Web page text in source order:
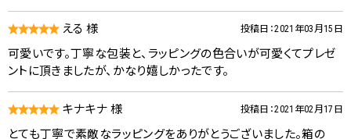
える 様 投稿日：2021年03月15日
可愛いです。丁寧な包装と、ラッピングの色合いが可愛くてプレゼ
ントに頂きましたが、かなり嬉しかったです。
キナキナ 様 投稿日：2021年02月17日
とても丁寧で素敵なラッピングをありがとうございました。箱の